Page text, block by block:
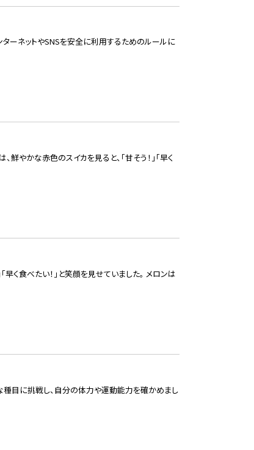
ターネットやSNSを安全に利用するためのルールに
やかな赤色のスイカを見ると、「甘そう！」「早く
く食べたい！」と笑顔を見せていました。 メロンは
種目に挑戦し、自分の体力や運動能力を確かめまし